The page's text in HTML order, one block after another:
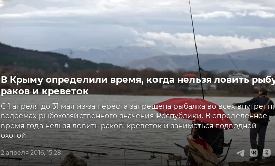
2 апреля 2016, 15:28
В Крыму определили время, когда нельзя ловить
раков и креветок
С 1 апреля до 31 мая из-за нереста запрещена рыбалка во всех
водоемах рыбохозяйственного значения Республики. В определенное
время года нельзя ловить раков, креветок и заниматься подводной
охотой.